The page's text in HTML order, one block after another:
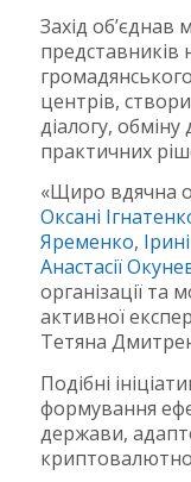
Захід об’єднав
представників
центрів,
діалогу,
практичних
«Щиро вдячна
Оксані
Яременко,
Анастасії
організації та
активної
Тетяна
Подібні
формування
держави,